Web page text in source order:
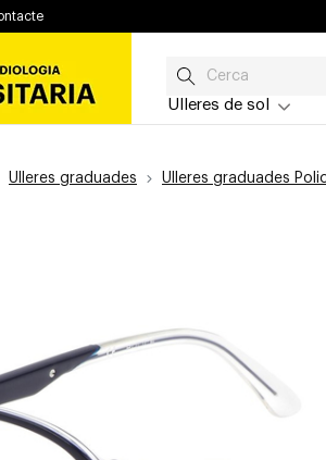
Ulleres de sol
Ulleres graduades Ulleres graduades